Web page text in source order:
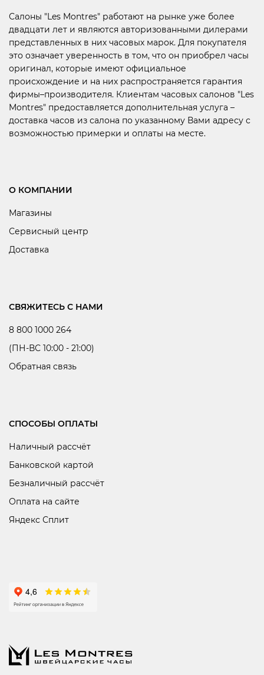
Салоны "Les Montres" работают на рынке уже более
двадцати лет и являются авторизованными дилерами
представленных в них часовых марок. Для покупателя
это означает уверенность в том, что он приобрел часы
оригинал, которые имеют официальное
происхождение и на них распространяется гарантия
фирмы–производителя. Клиентам часовых салонов "Les
Montres" предоставляется дополнительная услуга –
доставка часов из салона по указанному Вами адресу с
возможностью примерки и оплаты на месте.
О КОМПАНИИ
Магазины
Сервисный центр
Доставка
СВЯЖИТЕСЬ С НАМИ
8 800 1000 264
(ПН-ВС 10:00 - 21:00)
Обратная связь
СПОСОБЫ ОПЛАТЫ
Наличный рассчёт
Банковской картой
Безналичный рассчёт
Оплата на сайте
Яндекс Сплит